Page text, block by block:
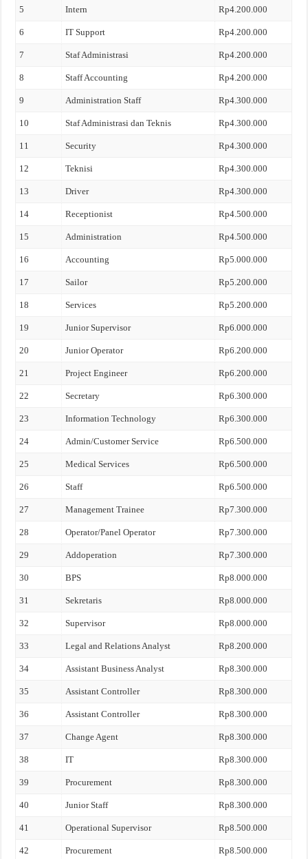
5 Intern Rp4.200.000
6 IT Support Rp4.200.000
7 Staf Administrasi Rp4.200.000
8 Staff Accounting Rp4.200.000
9 Administration Staff Rp4.300.000
10 Staf Administrasi dan Teknis Rp4.300.000
11 Security Rp4.300.000
12 Teknisi Rp4.300.000
13 Driver Rp4.300.000
14 Receptionist Rp4.500.000
15 Administration Rp4.500.000
16 Accounting Rp5.000.000
17 Sailor Rp5.200.000
18 Services Rp5.200.000
19 Junior Supervisor Rp6.000.000
20 Junior Operator Rp6.200.000
21 Project Engineer Rp6.200.000
22 Secretary Rp6.300.000
23 Information Technology Rp6.300.000
24 Admin/Customer Service Rp6.500.000
25 Medical Services Rp6.500.000
26 Staff Rp6.500.000
27 Management Trainee Rp7.300.000
28 Operator/Panel Operator Rp7.300.000
29 Addoperation Rp7.300.000
30 BPS Rp8.000.000
31 Sekretaris Rp8.000.000
32 Supervisor Rp8.000.000
33 Legal and Relations Analyst Rp8.200.000
34 Assistant Business Analyst Rp8.300.000
35 Assistant Controller Rp8.300.000
36 Assistant Controller Rp8.300.000
37 Change Agent Rp8.300.000
38 IT Rp8.300.000
39 Procurement Rp8.300.000
40 Junior Staff Rp8.300.000
41 Operational Supervisor Rp8.500.000
42 Procurement Rp8.500.000